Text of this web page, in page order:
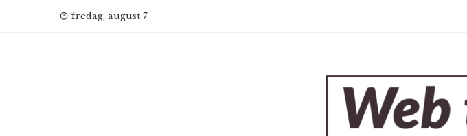
fredag, august 7